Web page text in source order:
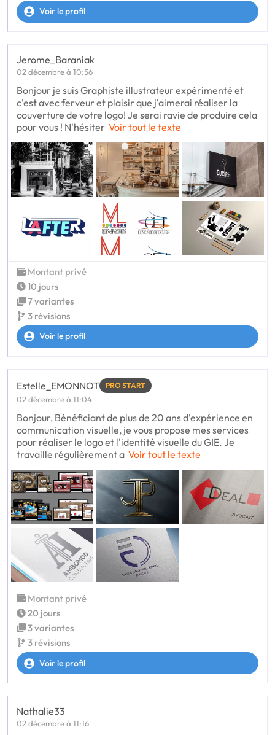
Voir le profil
Jerome_Baraniak
02 décembre à 10:56
Bonjour je suis Graphiste illustrateur expérimenté et
c'est avec ferveur et plaisir que j'aimerai réaliser la
couverture de votre logo! Je serai ravie de produire cela
pour vous ! N'hésiter Voir tout le texte
Montant privé
10 jours
7 variantes
3 révisions
Voir le profil
Estelle_EMONNOT PRO START
02 décembre à 11:04
Bonjour, Bénéficiant de plus de 20 ans d'expérience en
communication visuelle, je vous propose mes services
pour réaliser le logo et l'identité visuelle du GIE. Je
travaille régulièrement a Voir tout le texte
Montant privé
20 jours
3 variantes
3 révisions
Voir le profil
Nathalie33
02 décembre à 11:16